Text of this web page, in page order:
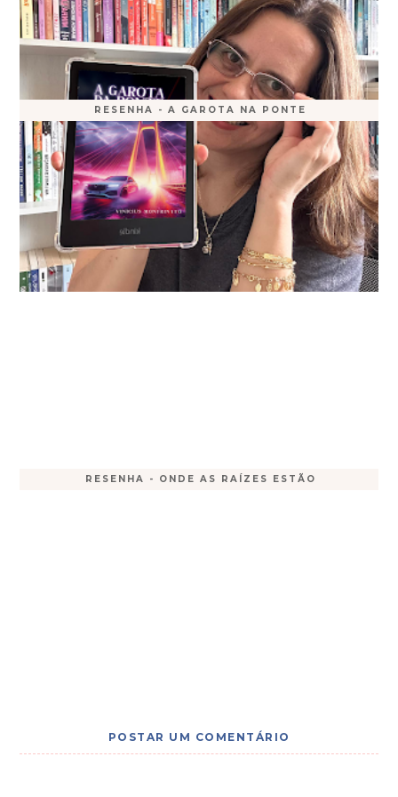
RESENHA - A GAROTA NA PONTE
RESENHA - ONDE AS RAÍZES ESTÃO
POSTAR UM COMENTÁRIO